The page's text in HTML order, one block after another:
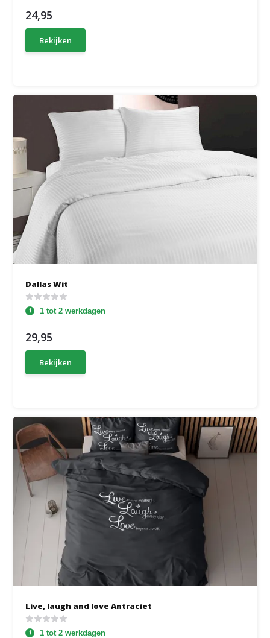
24,95
Bekijken
Dallas Wit
1 tot 2 werkdagen
29,95
Bekijken
Live, laugh and love Antraciet
1 tot 2 werkdagen